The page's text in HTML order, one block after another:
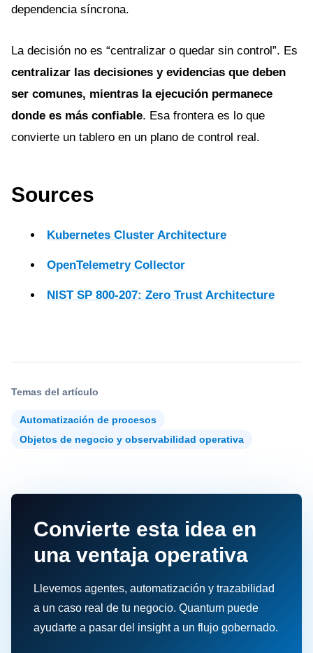
dependencia síncrona.
La decisión no es “centralizar o quedar sin control”. Es
centralizar las decisiones y evidencias que deben
ser comunes, mientras la ejecución permanece
donde es más confiable. Esa frontera es lo que
convierte un tablero en un plano de control real.
Sources
Kubernetes Cluster Architecture
OpenTelemetry Collector
NIST SP 800-207: Zero Trust Architecture
Temas del artículo
Automatización de procesos
Objetos de negocio y observabilidad operativa
Convierte esta idea en
una ventaja operativa
Llevemos agentes, automatización y trazabilidad
a un caso real de tu negocio. Quantum puede
ayudarte a pasar del insight a un flujo gobernado.